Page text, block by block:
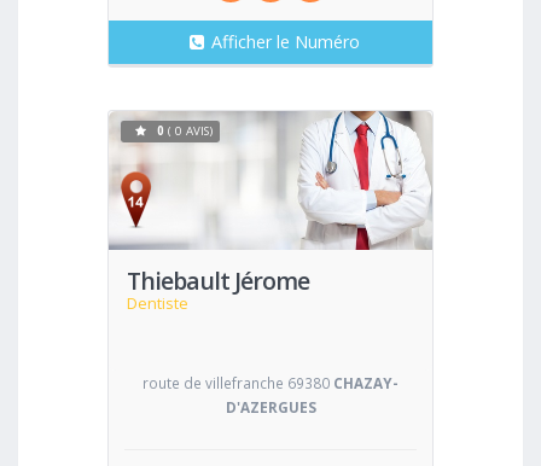
Afficher le Numéro
Thiebault Jérome
Dentiste
Voir
0 ( 0 AVIS)
route de villefranche 69380 CHAZAY-
D'AZERGUES